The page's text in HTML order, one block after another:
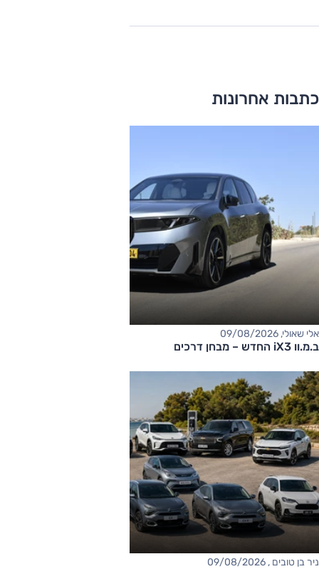
כתבות אחרונות
אלי שאולי, 09/08/2026
ב.מ.וו iX3 החדש – מבחן דרכים
ניר בן טובים , 09/08/2026